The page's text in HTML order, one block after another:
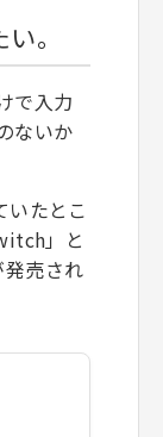
。
で入力
ないか
いたとこ
」と
売され